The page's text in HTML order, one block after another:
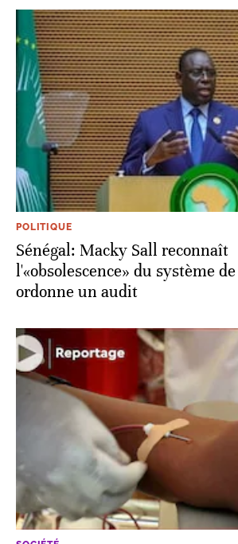
POLITIQUE
Sénégal: Macky Sall reconnaît
l'«obsolescence» du système
ordonne un audit